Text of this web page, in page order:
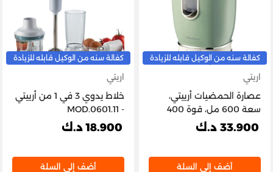
كفالة سنه من الوكيل قابله للزيادة
اريتي
عصارة الحمضيات أرييتي،
سعة 600 مل، قوة 400
واط، لون أخضر عتيق -
33.900 د.ك
أضف إلى السلة
كفالة سنه من الوكيل قابله للزيادة
اريتي
خلاط يدوي 3 في 1 من أرييتي
- MOD.0601.11
18.900 د.ك
أضف إلى السلة